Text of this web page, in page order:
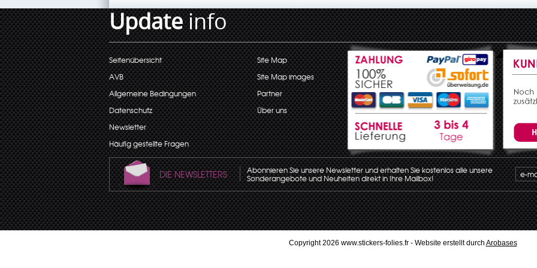
Updateinfo
Seitenübersicht
AVB
Allgemeine Bedingungen
Datenschutz
Newsletter
Häufig gestellte Fragen
Site Map
Site Map images
Partner
Über uns
DIE NEWSLETTERS Abonnieren Sie unsere Newsletter und erhalten Sie kostenlos alle unsere
Sonderangebote und Neuheiten direkt in Ihre Mailbox!
Copyright 2026 www.stickers-folies.fr - Website erstellt durch Arobases